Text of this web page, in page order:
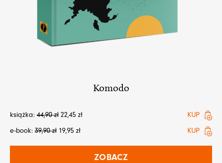
Komodo
książka: 44,90zł 22,45 zł
KUP
e-book: 39,90zł 19,95 zł KUP
ZOBACZ